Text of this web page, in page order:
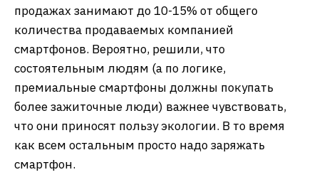
продажах занимают до 10-15% от общего
количества продаваемых компанией
смартфонов. Вероятно, решили, что
состоятельным людям (а по логике,
премиальные смартфоны должны покупать
более зажиточные люди) важнее чувствовать,
что они приносят пользу экологии. В то время
как всем остальным просто надо заряжать
смартфон.